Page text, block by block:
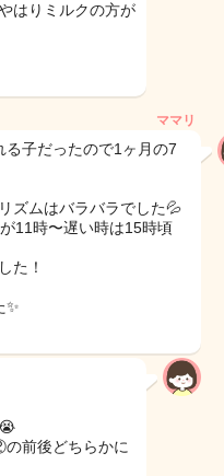
はりミルクの方が
ママリ
子だったので1ヶ月の7
ズムはバラバラでした💦
11時〜遅い時は15時頃
た！
✨️
前後どちらかに